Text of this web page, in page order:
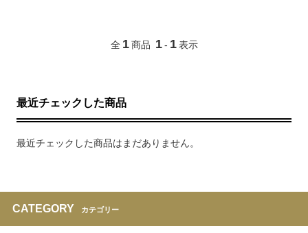
全 1 商品 1 - 1 表示
最近チェックした商品
最近チェックした商品はまだありません。
CATEGORY カテゴリー